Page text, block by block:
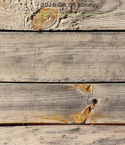
2026.08.09 Sunday